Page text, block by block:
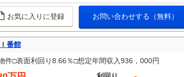
お気に入りに登録 お問い合わせする（無料）
番館
件□表面利回り8.66％□想定年間収入936，000円